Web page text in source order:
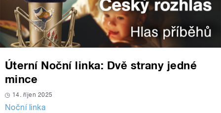
Úterní Noční linka: Dvě strany jedné
mince
14. říjen 2025
Noční linka